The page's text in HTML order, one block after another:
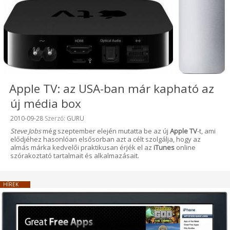
Apple TV: az USA-ban már kapható az
új média box
Beküldve:
2010-09-28 Szerző: GURU
Steve Jobsmég szeptember elején mutatta be az új Apple TV-t, ami
elődjéhez hasonlóan elsősorban azt a célt szolgálja, hogy az
almás márka kedvelői praktikusan érjék el az iTunes online
szórakoztató tartalmait és alkalmazásait.
HÍREK